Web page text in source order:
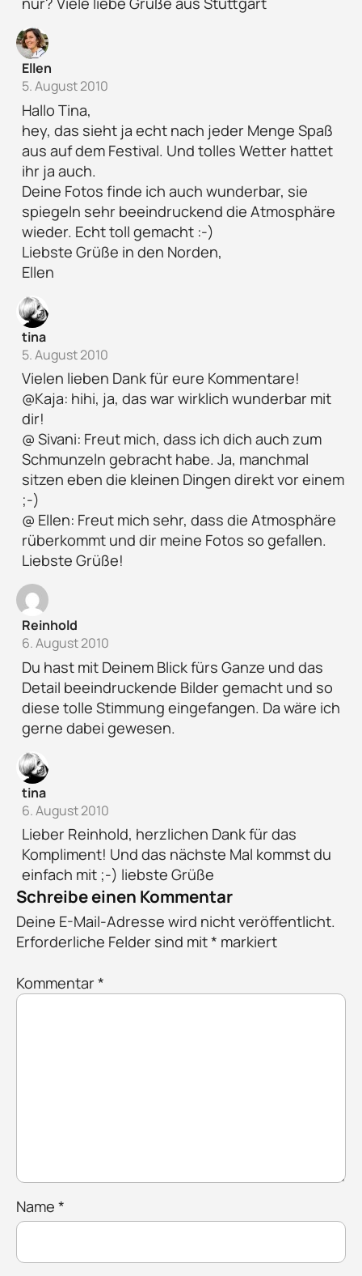
Ellen
5. August 2010
Hallo Tina,
hey, das sieht ja echt nach jeder Menge Spaß
aus auf dem Festival. Und tolles Wetter hattet
ihr ja auch.
Deine Fotos finde ich auch wunderbar, sie
spiegeln sehr beeindruckend die Atmosphäre
wieder. Echt toll gemacht :-)
Liebste Grüße in den Norden,
Ellen
tina
5. August 2010
Vielen lieben Dank für eure Kommentare!
@Kaja: hihi, ja, das war wirklich wunderbar mit
dir!
@ Sivani: Freut mich, dass ich dich auch zum
Schmunzeln gebracht habe. Ja, manchmal
sitzen eben die kleinen Dingen direkt vor einem
;-)
@ Ellen: Freut mich sehr, dass die Atmosphäre
rüberkommt und dir meine Fotos so gefallen.
Liebste Grüße!
Reinhold
6. August 2010
Du hast mit Deinem Blick fürs Ganze und das
Detail beeindruckende Bilder gemacht und so
diese tolle Stimmung eingefangen. Da wäre ich
gerne dabei gewesen.
tina
6. August 2010
Lieber Reinhold, herzlichen Dank für das
Kompliment! Und das nächste Mal kommst du
einfach mit ;-) liebste Grüße
Schreibe einen Kommentar
Deine E-Mail-Adresse wird nicht veröffentlicht.
Erforderliche Felder sind mit* markiert
Kommentar *
Name *